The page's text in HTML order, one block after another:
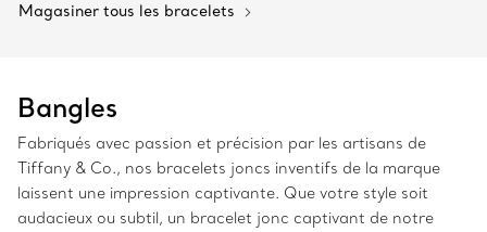
Magasiner tous les bracelets
Bangles
Fabriqués avec passion et précision par les artisans de
Tiffany & Co., nos bracelets joncs inventifs de la marque
laissent une impression captivante. Que votre style soit
audacieux ou subtil, un bracelet jonc captivant de notre